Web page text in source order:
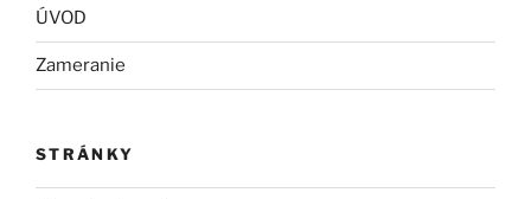
ÚVOD
Zameranie
STRÁNKY